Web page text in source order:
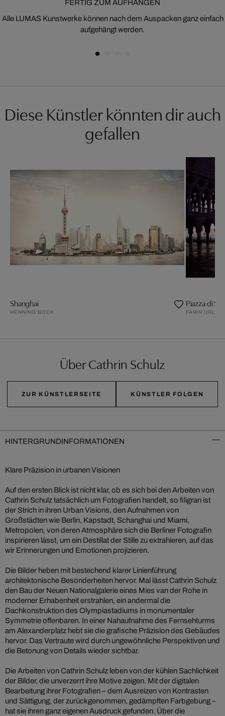
FERTIG ZUM AUFHÄNGEN
Alle LUMAS Kunstwerke können nach dem Auspacken ganz einfach
aufgehängt werden.
Diese Künstler könnten dir auch
gefallen
Shanghai
HENNING BOCK
Piazza di
FARIN
Über Cathrin Schulz
ZUR KÜNSTLERSEITE KÜNSTLER FOLGEN
HINTERGRUNDINFORMATIONEN
Klare Präzision in urbanen Visionen
Auf den ersten Blick ist nicht klar, ob es sich bei den Arbeiten von
Cathrin Schulz tatsächlich um Fotografien handelt, so filigran ist
der Strich in ihren Urban Visions, den Aufnahmen von
Großstädten wie Berlin, Kapstadt, Schanghai und Miami,
Metropolen, von deren Atmosphäre sich die Berliner Fotografin
inspirieren lässt, um ein Destillat der Stille zu extrahieren, auf das
wir Erinnerungen und Emotionen projizieren.
Die Bilder heben mit bestechend klarer Linienführung
architektonische Besonderheiten hervor. Mal lässt Cathrin Schulz
den Bau der Neuen Nationalgalerie eines Mies van der Rohe in
moderner Erhabenheit erstrahlen, ein andermal die
Dachkonstruktion des Olympiastadiums in monumentaler
Symmetrie offenbaren. In einer Nahaufnahme des Fernsehturms
am Alexanderplatz hebt sie die grafische Präzision des Gebäudes
hervor. Das Vertraute wird durch ungewöhnliche Perspektiven und
die Betonung von Details wieder sichtbar.
Die Arbeiten von Cathrin Schulz leben von der kühlen Sachlichkeit
der Bilder, die unverzerrt ihre Motive zeigen. Mit der digitalen
Bearbeitung ihrer Fotografien – dem Ausreizen von Kontrasten
und Sättigung, der zurückgenommen, gedämpften Farbgebung –
hat sie ihren ganz eigenen Ausdruck gefunden. Über die